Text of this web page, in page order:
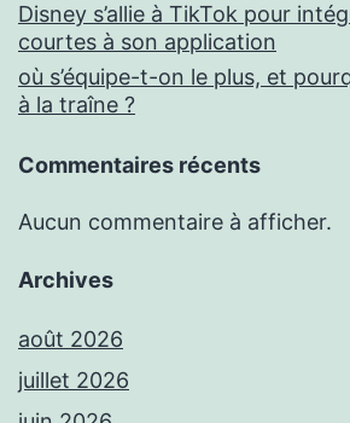
Disney s’allie à TikTok pour
courtes à son application
où s’équipe-t-on le plus, et
à la traîne ?
Commentaires récents
Aucun commentaire à afficher.
Archives
août 2026
juillet 2026